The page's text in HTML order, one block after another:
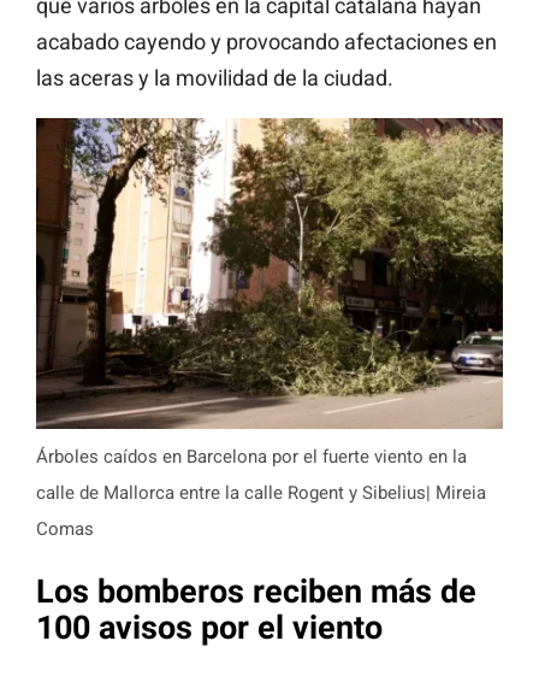
acabado cayendo y provocando afectaciones en
las aceras y la movilidad de la ciudad.
Árboles caídos en Barcelona por el fuerte viento en la
calle de Mallorca entre la calle Rogent y Sibelius| Mireia
Comas
Los bomberos reciben más de
100 avisos por el viento